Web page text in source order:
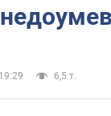
6,5 т.